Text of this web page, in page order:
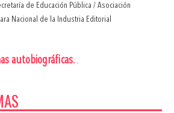
de Educación Pública / Asociación
Nacional de la Industria Editorial
autobiográficas. .